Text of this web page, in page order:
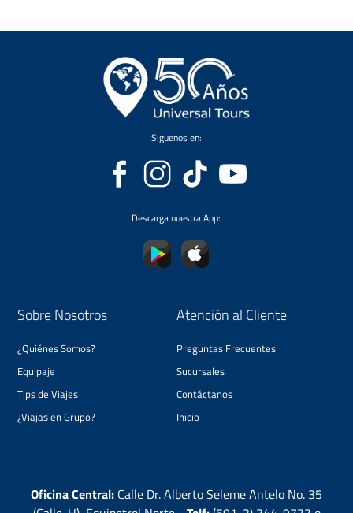
Siguenos en:
Descarga nuestra App:
Sobre Nosotros
¿Quiénes Somos?
Equipaje
Tips de Viajes
¿Viajas en Grupo?
Atención al Cliente
Preguntas Frecuentes
Sucursales
Contáctanos
Inicio
Oficina Central: Calle Dr. Alberto Seleme Antelo No. 35